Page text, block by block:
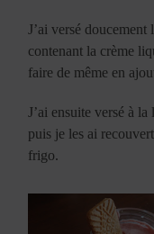
J’ai versé
contenant la crème
faire de même en
J’ai ensuite versé à
puis je les ai
frigo.